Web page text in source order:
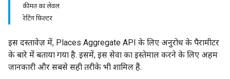
कीमत का लेवल
रेटिंग फ़िल्टर
इस दस्तावेज़ में, Places Aggregate API के लिए अनुरोध के पैरामीटर
के बारे में बताया गया है. इसमें, इस सेवा का इस्तेमाल करने के लिए अहम
जानकारी और सबसे सही तरीके भी शामिल हैं.